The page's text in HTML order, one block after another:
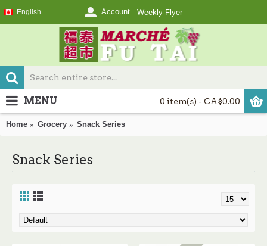
English Account Weekly Flyer
0 item(s) - CA$0.00
MENU
Home Grocery Snack Series
Snack Series